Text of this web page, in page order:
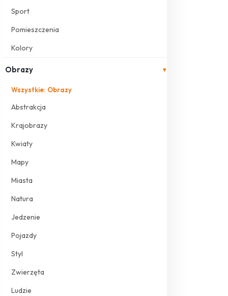
Sport
Pomieszczenia
Kolory
Obrazy ▾
Wszystkie: Obrazy
Abstrakcja
Krajobrazy
Kwiaty
Mapy
Miasta
Natura
Jedzenie
Pojazdy
Styl
Zwierzęta
Ludzie